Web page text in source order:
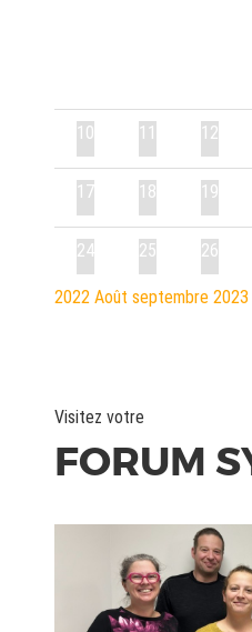
10 11 12
17 18 19
24 25 26
2022 Août septembre 2023
Visitez votre
FORUM